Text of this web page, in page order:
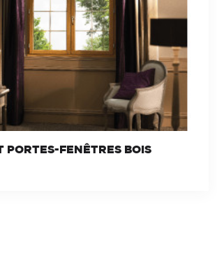
PORTES-FENÊTRES BOIS